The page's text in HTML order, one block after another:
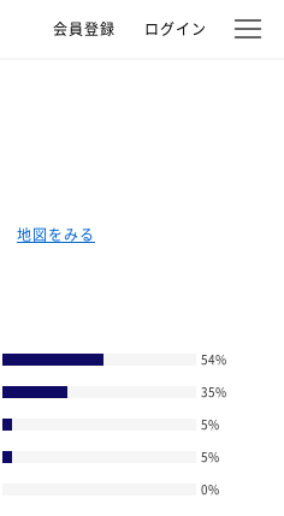
会員登録 ログイン
地図をみる
54%
35%
5%
5%
0%